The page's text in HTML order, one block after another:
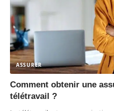
ASSURER
Comment obtenir une
télétravail ?